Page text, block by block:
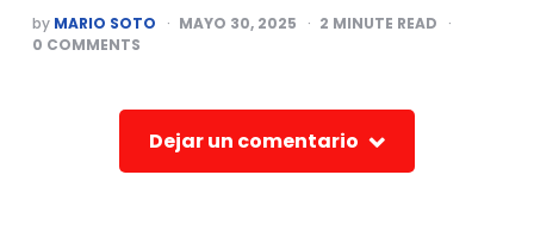
POSTED
BY
by MARIO SOTO MAYO 30, 2025 2 MINUTE READ
0 COMMENTS
Dejar un comentario